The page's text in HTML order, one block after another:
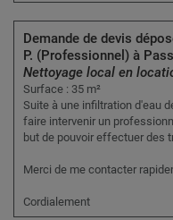
Demande de devis
P. (Professionnel) à
Nettoyage local en
Surface : 35 m²
Suite à une infiltration d'eau
faire intervenir un
but de pouvoir effectuer des
Merci de me contacter
Cordialement